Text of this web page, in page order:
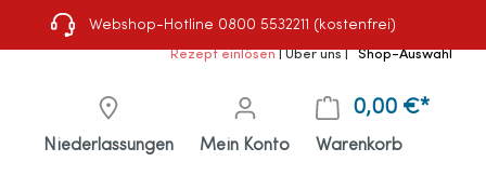
Webshop-Hotline 0800 5532211 (kostenfrei)
Rezept einlösen|Über uns| Shop-Auswahl
Niederlassungen Mein Konto
0,00 €*
Warenkorb